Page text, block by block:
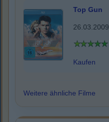
Top Gun
26.03.2009
Kaufen
Weitere ähnliche Filme